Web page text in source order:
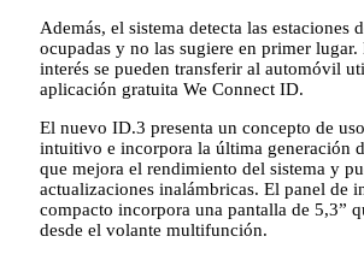
Además, el sistema detecta las estaciones
ocupadas y no las sugiere en primer lugar.
interés se pueden transferir al automóvil
aplicación gratuita We Connect ID.
El nuevo ID.3 presenta un concepto de
intuitivo e incorpora la última generación
que mejora el rendimiento del sistema y
actualizaciones inalámbricas. El panel de
compacto incorpora una pantalla de 5,3”
desde el volante multifunción.